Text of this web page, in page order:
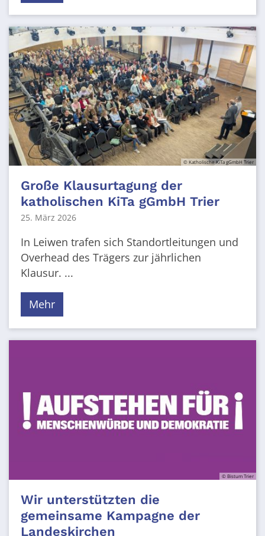
© Katholische KiTa gGmbH Trier
Große Klausurtagung der
katholischen KiTa gGmbH Trier
25. März 2026
In Leiwen trafen sich Standortleitungen und
Overhead des Trägers zur jährlichen
Klausur. ...
Mehr
© Bistum Trier
Wir unterstützten die
gemeinsame Kampagne der
Landeskirchen